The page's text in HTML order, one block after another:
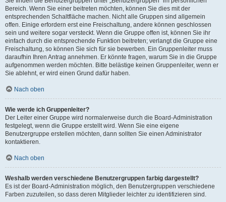
Bereich. Wenn Sie einer beitreten möchten, können Sie dies mit der
entsprechenden Schaltfläche machen. Nicht alle Gruppen sind allgemein
offen. Einige erfordern erst eine Freischaltung, andere können geschlossen
sein und weitere sogar versteckt. Wenn die Gruppe offen ist, können Sie ihr
einfach durch die entsprechende Funktion beitreten; verlangt die Gruppe eine
Freischaltung, so können Sie sich für sie bewerben. Ein Gruppenleiter muss
daraufhin Ihren Antrag annehmen. Er könnte fragen, warum Sie in die Gruppe
aufgenommen werden möchten. Bitte belästige keinen Gruppenleiter, wenn er
Sie ablehnt, er wird einen Grund dafür haben.
Nach oben
Wie werde ich Gruppenleiter?
Der Leiter einer Gruppe wird normalerweise durch die Board-Administration
festgelegt, wenn die Gruppe erstellt wird. Wenn Sie eine eigene
Benutzergruppe erstellen möchten, dann sollten Sie einen Administrator
kontaktieren.
Nach oben
Weshalb werden verschiedene Benutzergruppen farbig dargestellt?
Es ist der Board-Administration möglich, den Benutzergruppen verschiedene
Farben zuzuteilen, so dass deren Mitglieder leichter zu identifizieren sind.